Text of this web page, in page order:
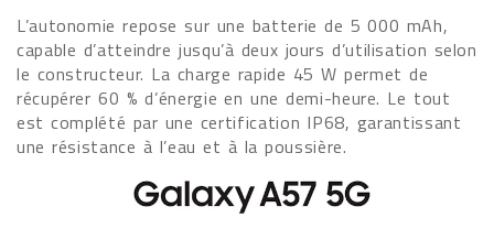
L’autonomie repose sur une batterie de 5 000 mAh,
capable d’atteindre jusqu’à deux jours d’utilisation selon
le constructeur. La charge rapide 45 W permet de
récupérer 60 % d’énergie en une demi-heure. Le tout
est complété par une certification IP68, garantissant
une résistance à l’eau et à la poussière.